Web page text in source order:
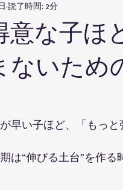
意な子ほ
ないため
読了時間: 2分
早い子ほど、「もっ
は“伸びる土台”を作